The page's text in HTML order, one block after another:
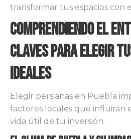
transformar tus espacios con
Comprendiendo el
Claves para Elegir
Ideales
Elegir persianas en Puebla
factores locales que influirán
vida útil de tu inversión.